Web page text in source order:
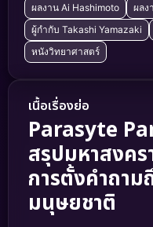
ผลงาน Ai Hashimoto
ผลง
ผู้กำกับ Takashi Yamazaki
หนังวิทยาศาสตร์
เนื้อเรื่องย่อ
Parasyte
สรุปมหาสงคร
การตั้งคำถา
มนุษยชาติ